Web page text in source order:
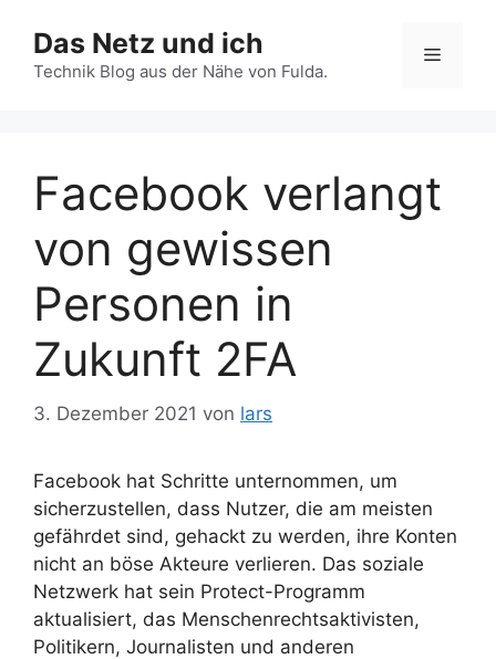
Inhalt
springen
Das Netz und ich
Technik Blog aus der Nähe von Fulda.
Menü
Facebook verlangt
von gewissen
Personen in
Zukunft 2FA
3. Dezember 2021 von lars
Facebook hat Schritte unternommen, um
sicherzustellen, dass Nutzer, die am meisten
gefährdet sind, gehackt zu werden, ihre Konten
nicht an böse Akteure verlieren. Das soziale
Netzwerk hat sein Protect-Programm
aktualisiert, das Menschenrechtsaktivisten,
Politikern, Journalisten und anderen